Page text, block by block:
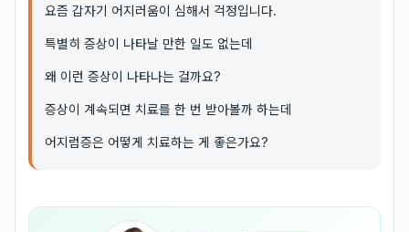
요즘 갑자기 어지러움이 심해서 걱정입니다.
특별히 증상이 나타날 만한 일도 없는데
왜 이런 증상이 나타나는 걸까요?
증상이 계속되면 치료를 한 번 받아볼까 하는데
어지럼증은 어떻게 치료하는 게 좋은가요?